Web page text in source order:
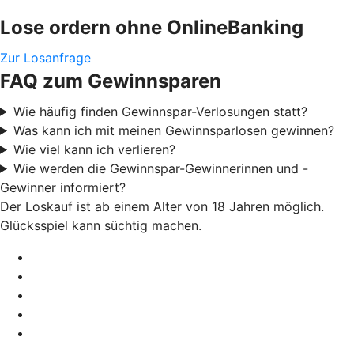
Lose ordern ohne OnlineBanking
Zur Losanfrage
FAQ zum Gewinnsparen
Wie häufig finden Gewinnspar-Verlosungen statt?
Was kann ich mit meinen Gewinnsparlosen gewinnen?
Wie viel kann ich verlieren?
Wie werden die Gewinnspar-Gewinnerinnen und -
Gewinner informiert?
Der Loskauf ist ab einem Alter von 18 Jahren möglich.
Glücksspiel kann süchtig machen.